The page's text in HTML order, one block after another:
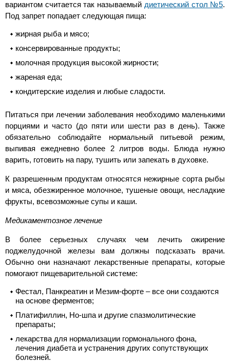
вариантом считается так называемый диетический стол №5.
Под запрет попадает следующая пища:
жирная рыба и мясо;
консервированные продукты;
молочная продукция высокой жирности;
жареная еда;
кондитерские изделия и любые сладости.
Питаться при лечении заболевания необходимо маленькими
порциями и часто (до пяти или шести раз в день). Также
обязательно соблюдайте нормальный питьевой режим,
выпивая ежедневно более 2 литров воды. Блюда нужно
варить, готовить на пару, тушить или запекать в духовке.
К разрешенным продуктам относятся нежирные сорта рыбы
и мяса, обезжиренное молочное, тушеные овощи, несладкие
фрукты, всевозможные супы и каши.
Медикаментозное лечение
В более серьезных случаях чем лечить ожирение
поджелудочной железы вам должны подсказать врачи.
Обычно они назначают лекарственные препараты, которые
помогают пищеварительной системе:
Фестал, Панкреатин и Мезим-форте – все они создаются
на основе ферментов;
Платифиллин, Но-шпа и другие спазмолитические
препараты;
лекарства для нормализации гормонального фона,
лечения диабета и устранения других сопутствующих
болезней.